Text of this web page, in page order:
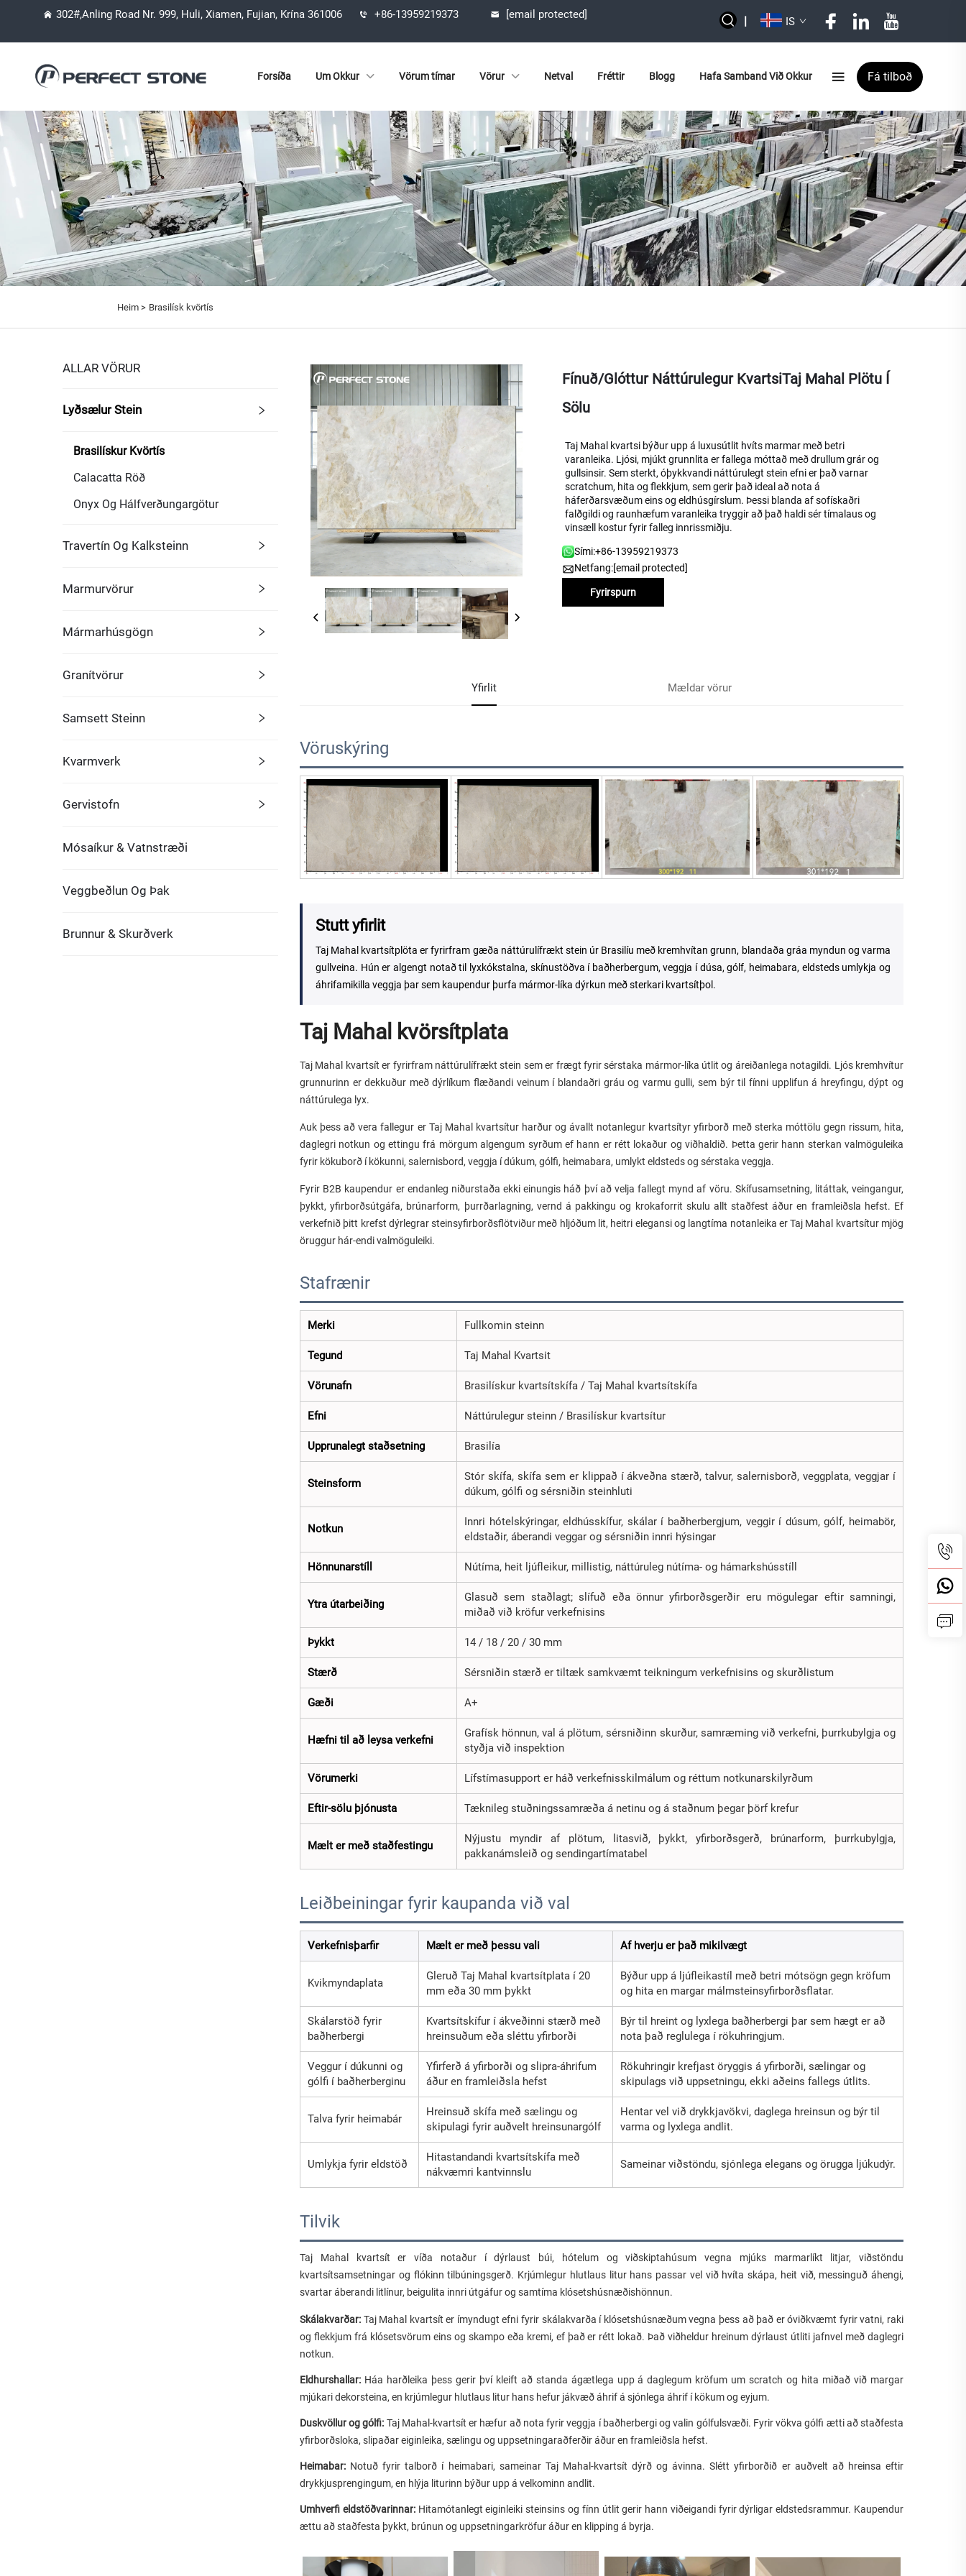
302#,Anling Road Nr. 999, Huli, Xiamen, Fujian, Krína 361006 +86-13959219373 [email protected] | IS
Forsíða Um Okkur Vörum tímar Vörur Netval Fréttir Blogg Hafa Samband Við Okkur Fá tilboð
Heim > Brasilísk kvörtís
ALLAR VÖRUR
Lyðsælur Stein
Brasilískur Kvörtís
Calacatta Röð
Onyx Og Hálfverðungargötur
Travertín Og Kalksteinn
Marmurvörur
Mármarhúsgögn
Granítvörur
Samsett Steinn
Kvarmverk
Gervistofn
Mósaíkur & Vatnstræði
Veggbeðlun Og Þak
Brunnur & Skurðverk
Fínuð/glóttur Náttúrulegur KvartsiTaj Mahal Plötu Í
Sölu
Taj Mahal kvartsi býður upp á luxusútlit hvíts marmar með betri
varanleika. Ljósi, mjúkt grunnlita er fallega móttað með drullum grár og
gullsinsir. Sem sterkt, óþykkvandi náttúrulegt stein efni er það varnar
scratchum, hita og flekkjum, sem gerir það ideal að nota á
háferðarsvæðum eins og eldhúsgírslum. Þessi blanda af sofískaðri
falðgildi og raunhæfum varanleika tryggir að það haldi sér tímalaus og
vinsæll kostur fyrir falleg innrissmiðju.
Sími:+86-13959219373
Netfang:[email protected]
Fyrirspurn
Yfirlit Mældar vörur
Vöruskýring
Stutt yfirlit
Taj Mahal kvartsítplöta er fyrirfram gæða náttúrulífrækt stein úr Brasilíu með kremhvítan grunn, blandaða gráa myndun og varma
gullveina. Hún er algengt notað til lyxkókstalna, skínustöðva í baðherbergum, veggja í dúsa, gólf, heimabara, eldsteds umlykja og
áhrifamikilla veggja þar sem kaupendur þurfa mármor-líka dýrkun með sterkari kvartsítþol.
Taj Mahal kvörsítplata
Taj Mahal kvartsít er fyrirfram náttúrulífrækt stein sem er frægt fyrir sérstaka mármor-líka útlit og áreiðanlega notagildi. Ljós kremhvítur
grunnurinn er dekkuður með dýrlíkum flæðandi veinum í blandaðri gráu og varmu gulli, sem býr til fínni upplifun á hreyfingu, dýpt og
náttúrulega lyx.
Auk þess að vera fallegur er Taj Mahal kvartsítur harður og ávallt notanlegur kvartsítyr yfirborð með sterka móttölu gegn rissum, hita,
daglegri notkun og ettingu frá mörgum algengum syrðum ef hann er rétt lokaður og viðhaldið. Þetta gerir hann sterkan valmöguleika
fyrir kökuborð í kökunni, salernisbord, veggja í dúkum, gólfi, heimabara, umlykt eldsteds og sérstaka veggja.
Fyrir B2B kaupendur er endanleg niðurstaða ekki einungis háð því að velja fallegt mynd af vöru. Skífusamsetning, litáttak, veingangur,
þykkt, yfirborðsútgáfa, brúnarform, þurrðarlagning, vernd á pakkingu og krokaforrit skulu allt staðfest áður en framleiðsla hefst. Ef
verkefnið þitt krefst dýrlegrar steinsyfirborðsflötviður með hljóðum lit, heitri elegansi og langtíma notanleika er Taj Mahal kvartsítur mjög
öruggur hár-endi valmöguleiki.
Stafrænir
Merki Fullkomin steinn
Tegund Taj Mahal Kvartsit
Vörunafn Brasilískur kvartsítskífa / Taj Mahal kvartsítskífa
Efni Náttúrulegur steinn / Brasilískur kvartsítur
Upprunalegt staðsetning Brasilía
Steinsform
Stór skífa, skífa sem er klippað í ákveðna stærð, talvur, salernisborð, veggplata, veggjar í
dúkum, gólfi og sérsniðin steinhluti
Notkun
Innri hótelskýringar, eldhússkífur, skálar í baðherbergjum, veggir í dúsum, gólf, heimabör,
eldstaðir, áberandi veggar og sérsniðin innri hýsingar
Hönnunarstíll Nútíma, heit ljúfleikur, millistig, náttúruleg nútíma- og hámarkshússtíll
Ytra útarbeiðing
Glasuð sem staðlagt; slífuð eða önnur yfirborðsgerðir eru mögulegar eftir samningi,
miðað við kröfur verkefnisins
Þykkt 14 / 18 / 20 / 30 mm
Stærð Sérsniðin stærð er tiltæk samkvæmt teikningum verkefnisins og skurðlistum
Gæði A+
Hæfni til að leysa verkefni
Grafísk hönnun, val á plötum, sérsniðinn skurður, samræming við verkefni, þurrkubylgja og
styðja við inspektion
Vörumerki Lífstímasupport er háð verkefnisskilmálum og réttum notkunarskilyrðum
Eftir-sölu þjónusta Tæknileg stuðningssamræða á netinu og á staðnum þegar þörf krefur
Mælt er með staðfestingu
Nýjustu myndir af plötum, litasvið, þykkt, yfirborðsgerð, brúnarform, þurrkubylgja,
pakkanámsleið og sendingartímatabel
Leiðbeiningar fyrir kaupanda við val
Verkefnisþarfir Mælt er með þessu vali Af hverju er það mikilvægt
Kvikmyndaplata
Gleruð Taj Mahal kvartsítplata í 20
mm eða 30 mm þykkt
Býður upp á ljúfleikastíl með betri mótsögn gegn kröfum
og hita en margar málmsteinsyfirborðsflatar.
Skálarstöð fyrir
baðherbergi
Kvartsítskífur í ákveðinni stærð með
hreinsuðum eða sléttu yfirborði
Býr til hreint og lyxlega baðherbergi þar sem hægt er að
nota það reglulega í rökuhringjum.
Veggur í dúkunni og
gólfi í baðherberginu
Yfirferð á yfirborði og slipra-áhrifum
áður en framleiðsla hefst
Rökuhringir krefjast öryggis á yfirborði, sælingar og
skipulags við uppsetningu, ekki aðeins fallegs útlits.
Talva fyrir heimabár
Hreinsuð skífa með sælingu og
skipulagi fyrir auðvelt hreinsunargólf
Hentar vel við drykkjavökvi, daglega hreinsun og býr til
varma og lyxlega andlit.
Umlykja fyrir eldstöð
Hitastandandi kvartsítskífa með
nákvæmri kantvinnslu
Sameinar viðstöndu, sjónlega elegans og örugga ljúkudýr.
Tilvik
Taj Mahal kvartsít er víða notaður í dýrlaust búi, hótelum og viðskiptahúsum vegna mjúks marmarlíkt litjar, viðstöndu
kvartsítsamsetningar og flókinn tilbúningsgerð. Krjúmlegur hlutlaus litur hans passar vel við hvíta skápa, heit við, messinguð áhengi,
svartar áberandi litlínur, beigulita innri útgáfur og samtíma klósetshúsnæðishönnun.
Skálakvarðar: Taj Mahal kvartsít er ímyndugt efni fyrir skálakvarða í klósetshúsnæðum vegna þess að það er óviðkvæmt fyrir vatni, raki
og flekkjum frá klósetsvörum eins og skampo eða kremi, ef það er rétt lokað. Það viðheldur hreinum dýrlaust útliti jafnvel með daglegri
notkun.
Eldhurshallar: Háa harðleika þess gerir því kleift að standa ágætlega upp á daglegum kröfum um scratch og hita miðað við margar
mjúkari dekorsteina, en krjúmlegur hlutlaus litur hans hefur jákvæð áhrif á sjónlega áhrif í kökum og eyjum.
Duskvöllur og gólfi: Taj Mahal-kvartsít er hæfur að nota fyrir veggja í baðherbergi og valin gólfulsvæði. Fyrir vökva gólfi ætti að staðfesta
yfirborðsloka, slipaðar eiginleika, sælingu og uppsetningaraðferðir áður en framleiðsla hefst.
Heimabar: Notuð fyrir talborð í heimabari, sameinar Taj Mahal-kvartsít dýrð og ávinna. Slétt yfirborðið er auðvelt að hreinsa eftir
drykkjusprengingum, en hlýja liturinn býður upp á velkominn andlit.
Umhverfi eldstöðvarinnar: Hitamótanlegt eiginleiki steinsins og fínn útlit gerir hann viðeigandi fyrir dýrligar eldstedsrammur. Kaupendur
ættu að staðfesta þykkt, brúnun og uppsetningarkröfur áður en klipping á byrja.